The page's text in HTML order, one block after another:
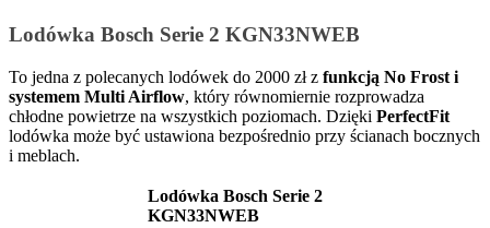
Lodówka Bosch Serie 2 KGN33NWEB
To jedna z polecanych lodówek do 2000 zł z funkcją No Frost i
systemem Multi Airflow, który równomiernie rozprowadza
chłodne powietrze na wszystkich poziomach. Dzięki PerfectFit
lodówka może być ustawiona bezpośrednio przy ścianach bocznych
i meblach.
Lodówka Bosch Serie 2
KGN33NWEB